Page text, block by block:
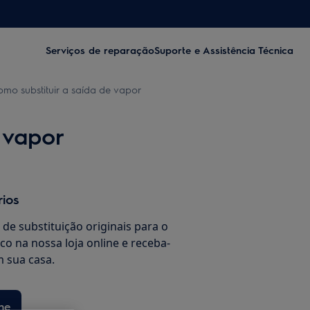
Serviços de reparaçãoSuporte e Assistência Técnica
substituir a saída de vapor
de substituição originais para o
na nossa loja online e receba-
sua casa.